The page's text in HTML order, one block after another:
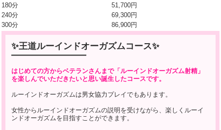
180分
51,700円
240分
69,300円
300分
86,900円
✨王道ルーインドオーガズムコース✨
━━━━━━━━━━━━━━━━━━━
はじめての方からベテランさんまで「ルーインドオーガズム射精」
を楽しんでいただきたいと思い誕生したコースです。
ルーインドオーガズムは男女協力プレイでもあります。
女性からルーインドオーガズムの説明を受けながら、楽しくルーイ
ンドオーガズムを目指すことができます。